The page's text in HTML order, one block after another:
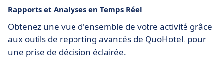
Rapports et Analyses en Temps Réel
Obtenez une vue d'ensemble de votre activité grâce
aux outils de reporting avancés de QuoHotel, pour
une prise de décision éclairée.